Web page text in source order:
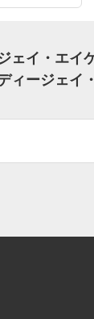
イ・エイ
ィージェ